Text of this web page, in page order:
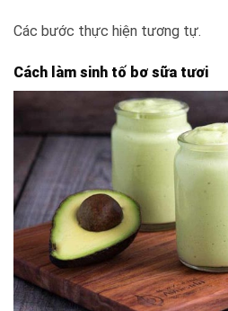
Các bước thực hiện tương tự.
Cách làm sinh tố bơ sữa tươi